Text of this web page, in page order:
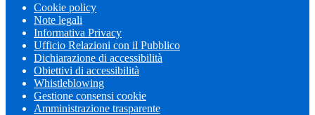
Cookie policy
Note legali
Informativa Privacy
Ufficio Relazioni con il Pubblico
Dichiarazione di accessibilità
Obiettivi di accessibilità
Whistleblowing
Gestione consensi cookie
Amministrazione trasparente